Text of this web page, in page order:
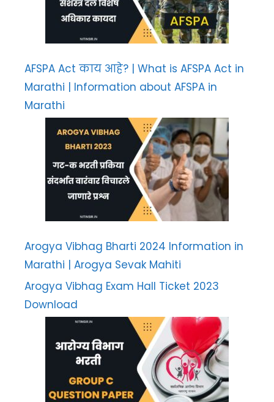
AFSPA Act काय आहे? | What is AFSPA Act in
Marathi | Information about AFSPA in
Marathi
Arogya Vibhag Bharti 2024 Information in
Marathi | Arogya Sevak Mahiti
Arogya Vibhag Exam Hall Ticket 2023
Download